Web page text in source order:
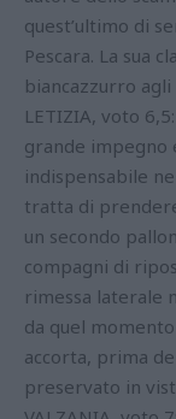
quest’ultimo di
Pescara. La sua
biancazzurro
LETIZIA, voto
grande impegno
indispensabile
tratta di
un secondo
compagni di
rimessa laterale
da quel
accorta, prima
preservato in